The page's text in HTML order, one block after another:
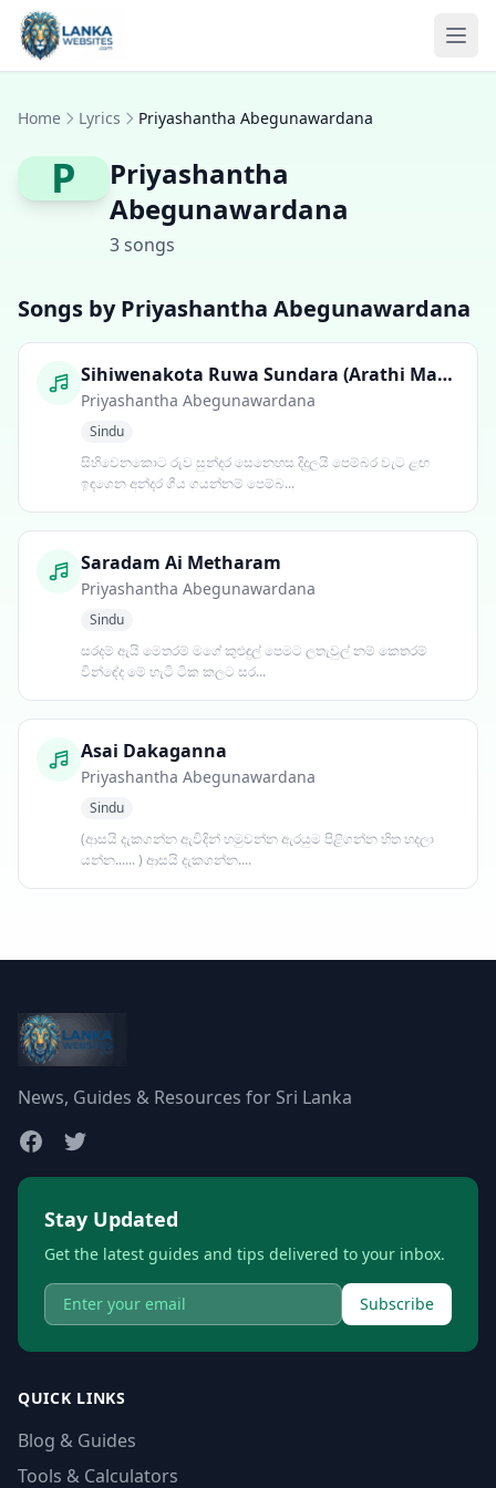
Skip to content
Home Lyrics Priyashantha Abegunawardana
P
Priyashantha
Abegunawardana
3 songs
Songs by Priyashantha Abegunawardana
Sihiwenakota Ruwa Sundara (Arathi Mage)
Priyashantha Abegunawardana
Sindu
සිහිවෙනකොට රුව සුන්දර සෙනෙහස දිදුලයි පෙම්බර වැට ළඟ
ඉඳගෙන අන්දර ගීය ගයන්නම් පෙම්බ...
Saradam Ai Metharam
Priyashantha Abegunawardana
Sindu
සරදම් ඇයි මෙතරම් මගේ කුළුඳුල් පෙමට ලතැවුල් නම් කෙතරම්
වින්ඳේද මේ හැටි ටික කලට සර...
Asai Dakaganna
Priyashantha Abegunawardana
Sindu
(ආසයි දැකගන්න ඇවිදින් හමුවන්න ඇරයුම පිළිගන්න හිත හදලා
යන්න...... ) ආසයි දැකගන්න....
News, Guides & Resources for Sri Lanka
Stay Updated
Get the latest guides and tips delivered to your inbox.
Subscribe
QUICK LINKS
Blog & Guides
Tools & Calculators